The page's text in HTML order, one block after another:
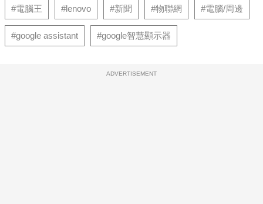
#電腦王 #lenovo #新聞 #物聯網 #電腦/周邊
#google assistant #google智慧顯示器
ADVERTISEMENT